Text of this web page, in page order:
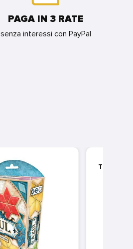
PAGA IN 3 RATE
senza interessi con PayPal